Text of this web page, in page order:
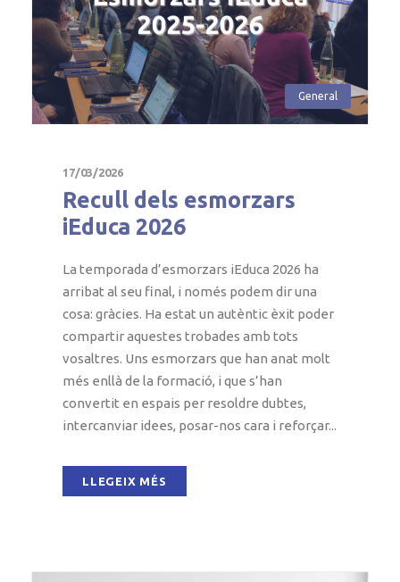
General
17/03/2026
Recull dels esmorzars
iEduca 2026
La temporada d’esmorzars iEduca 2026 ha
arribat al seu final, i només podem dir una
cosa: gràcies. Ha estat un autèntic èxit poder
compartir aquestes trobades amb tots
vosaltres. Uns esmorzars que han anat molt
més enllà de la formació, i que s’han
convertit en espais per resoldre dubtes,
intercanviar idees, posar-nos cara i reforçar...
LLEGEIX MÉS